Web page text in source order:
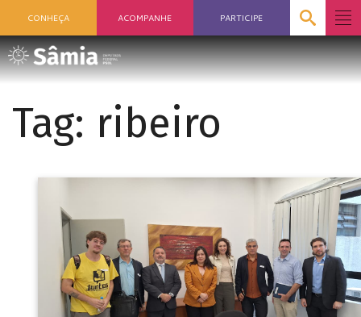
CONHEÇA ACOMPANHE PARTICIPE
Tag: ribeiro